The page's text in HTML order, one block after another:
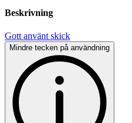
Beskrivning
Gott använt skick
Mindre tecken på användning